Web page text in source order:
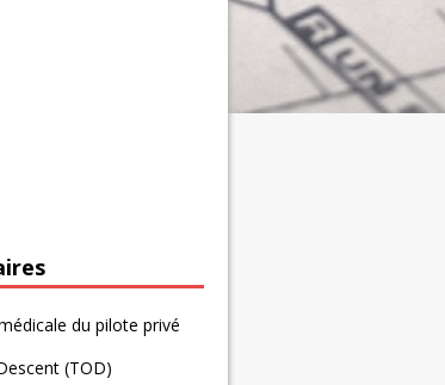
du pilote privé
(TOD)